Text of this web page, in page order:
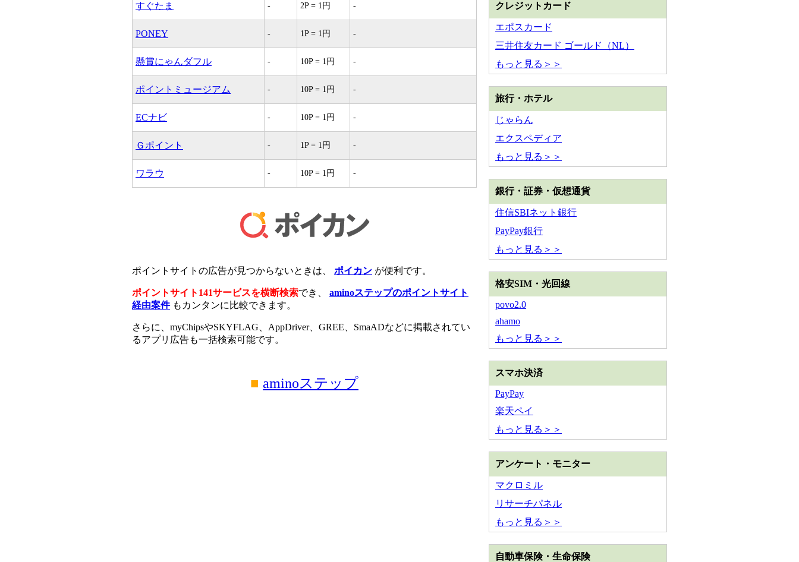
すぐたま - 2P = 1円 -
PONEY - 1P = 1円 -
懸賞にゃんダフル - 10P = 1円 -
ポイントミュージアム - 10P = 1円 -
ECナビ - 10P = 1円 -
Ｇポイント - 1P = 1円 -
ワラウ - 10P = 1円 -
ポイントサイトの広告が見つからないときは、 ポイカン が便利です。
ポイントサイト141サービスを横断検索でき、 aminoステップのポイントサイト
経由案件もカンタンに比較できます。
さらに、myChipsやSKYFLAG、AppDriver、GREE、SmaADなどに掲載されてい
るアプリ広告も一括検索可能です。
■ aminoステップ
クレジットカード
エポスカード
三井住友カード ゴールド（NL）
もっと見る＞＞
旅行・ホテル
じゃらん
エクスペディア
もっと見る＞＞
銀行・証券・仮想通貨
住信SBIネット銀行
PayPay銀行
もっと見る＞＞
格安SIM・光回線
povo2.0
ahamo
もっと見る＞＞
スマホ決済
PayPay
楽天ペイ
もっと見る＞＞
アンケート・モニター
マクロミル
リサーチパネル
もっと見る＞＞
自動車保険・生命保険